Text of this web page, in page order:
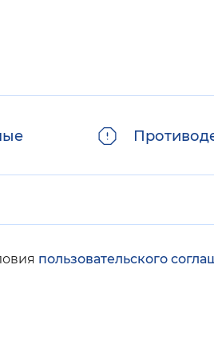
пользовательского